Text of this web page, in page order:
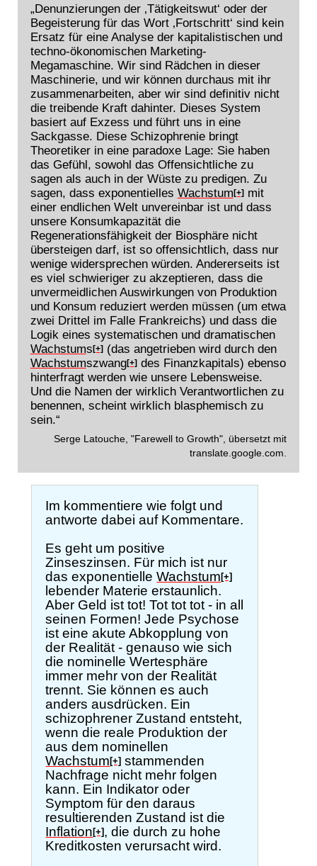
„Denunzierungen der ‚Tätigkeitswut‘ oder der
Begeisterung für das Wort ‚Fortschritt‘ sind kein
Ersatz für eine Analyse der kapitalistischen und
techno-ökonomischen Marketing-
Megamaschine. Wir sind Rädchen in dieser
Maschinerie, und wir können durchaus mit ihr
zusammenarbeiten, aber wir sind definitiv nicht
die treibende Kraft dahinter. Dieses System
basiert auf Exzess und führt uns in eine
Sackgasse. Diese Schizophrenie bringt
Theoretiker in eine paradoxe Lage: Sie haben
das Gefühl, sowohl das Offensichtliche zu
sagen als auch in der Wüste zu predigen. Zu
sagen, dass exponentielles Wachstum [+]mit
einer endlichen Welt unvereinbar ist und dass
unsere Konsumkapazität die
Regenerationsfähigkeit der Biosphäre nicht
übersteigen darf, ist so offensichtlich, dass nur
wenige widersprechen würden. Andererseits ist
es viel schwieriger zu akzeptieren, dass die
unvermeidlichen Auswirkungen von Produktion
und Konsum reduziert werden müssen (um etwa
zwei Drittel im Falle Frankreichs) und dass die
Logik eines systematischen und dramatischen
Wachstums [+](das angetrieben wird durch den
Wachstumszwang[+]des Finanzkapitals) ebenso
hinterfragt werden wie unsere Lebensweise.
Und die Namen der wirklich Verantwortlichen zu
benennen, scheint wirklich blasphemisch zu
sein.“
Serge Latouche, "Farewell to Growth", übersetzt mit
translate.google.com.
Im kommentiere wie folgt und
antworte dabei auf Kommentare.
Es geht um positive
Zinseszinsen. Für mich ist nur
das exponentielleWachstum[+]
lebender Materie erstaunlich.
Aber Geld ist tot! Tot tot tot - in all
seinen Formen! Jede Psychose
ist eine akute Abkopplung von
der Realität - genauso wie sich
die nominelle Wertesphäre
immer mehr von der Realität
trennt. Sie können es auch
anders ausdrücken. Ein
schizophrener Zustand entsteht,
wenn die reale Produktion der
aus dem nominellen
Wachstum[+] stammenden
Nachfrage nicht mehr folgen
kann. Ein Indikator oder
Symptom für den daraus
resultierenden Zustand ist die
Inflation[+] , die durch zu hohe
Kreditkosten verursacht wird.